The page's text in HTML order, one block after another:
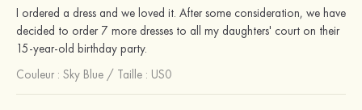
I ordered a dress and we loved it. After some consideration, we have
decided to order 7 more dresses to all my daughters' court on their
15-year-old birthday party.
Couleur : Sky Blue / Taille : US0